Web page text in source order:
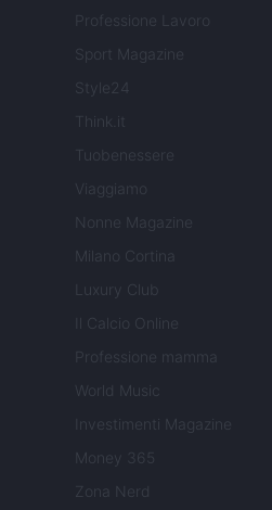
Professione Lavoro
Sport Magazine
Style24
Think.it
Tuobenessere
Viaggiamo
Nonne Magazine
Milano Cortina
Luxury Club
Il Calcio Online
Professione mamma
World Music
Investimenti Magazine
Money 365
Zona Nerd